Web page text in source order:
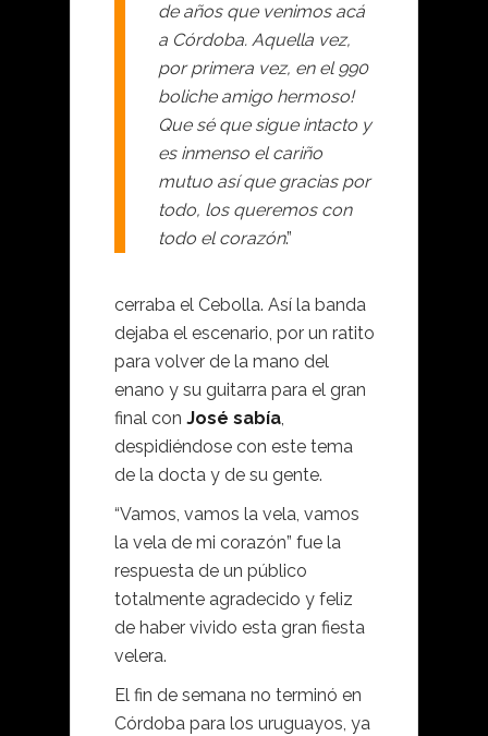
de años que venimos acá
a Córdoba. Aquella vez,
por primera vez, en el 990
boliche amigo hermoso!
Que sé que sigue intacto y
es inmenso el cariño
mutuo así que gracias por
todo, los queremos con
todo el corazón.”
cerraba el Cebolla. Así la banda
dejaba el escenario, por un ratito
para volver de la mano del
enano y su guitarra para el gran
final con José sabía,
despidiéndose con este tema
de la docta y de su gente.
“Vamos, vamos la vela, vamos
la vela de mi corazón” fue la
respuesta de un público
totalmente agradecido y feliz
de haber vivido esta gran fiesta
velera.
El fin de semana no terminó en
Córdoba para los uruguayos, ya